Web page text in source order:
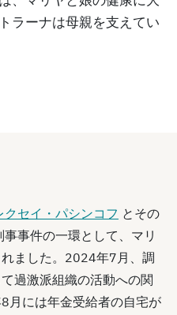
ラーナは母親を支えてい
クセイ・パシンコフ とその
事事件の一環として、マリ
ました。2024年7月、調
過激派組織の活動への関
月には年金受給者の自宅が